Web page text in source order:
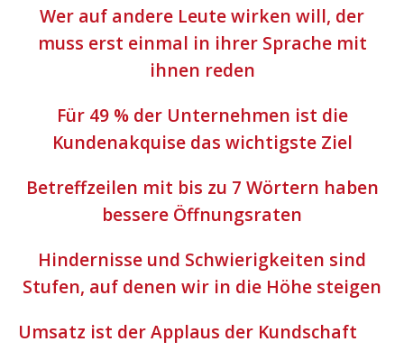
Wer auf andere Leute wirken will, der
muss erst einmal in ihrer Sprache mit
ihnen reden
Für 49 % der Unternehmen ist die
Kundenakquise das wichtigste Ziel
Betreffzeilen mit bis zu 7 Wörtern haben
bessere Öffnungsraten
Hindernisse und Schwierigkeiten sind
Stufen, auf denen wir in die Höhe steigen
Umsatz ist der Applaus der Kundschaft